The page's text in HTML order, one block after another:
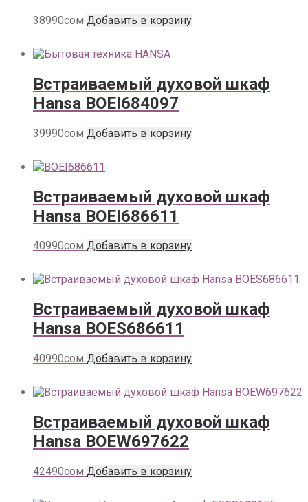
38990сом Добавить в корзину
Встраиваемый духовой шкаф
Hansa BOEI684097
39990сом Добавить в корзину
Встраиваемый духовой шкаф
Hansa BOEI686611
40990сом Добавить в корзину
Встраиваемый духовой шкаф
Hansa BOES686611
40990сом Добавить в корзину
Встраиваемый духовой шкаф
Hansa BOEW697622
42490сом Добавить в корзину